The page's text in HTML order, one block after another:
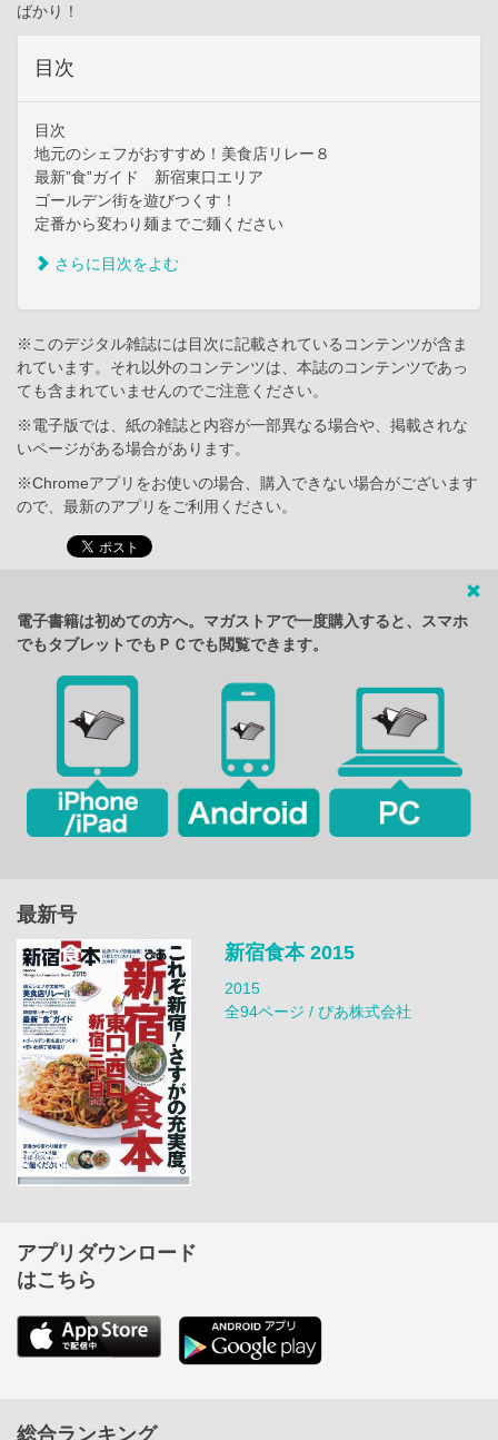
ばかり！
目次
目次
地元のシェフがおすすめ！美食店リレー８
最新”食”ガイド 新宿東口エリア
ゴールデン街を遊びつくす！
定番から変わり麺までご麺ください
さらに目次をよむ
※このデジタル雑誌には目次に記載されているコンテンツが含ま
れています。それ以外のコンテンツは、本誌のコンテンツであっ
ても含まれていませんのでご注意ください。
※電子版では、紙の雑誌と内容が一部異なる場合や、掲載されな
いページがある場合があります。
※Chromeアプリをお使いの場合、購入できない場合がございます
ので、最新のアプリをご利用ください。
電子書籍は初めての方へ。マガストアで一度購入すると、スマホ
でもタブレットでもＰＣでも閲覧できます。
最新号
新宿食本 2015
2015
全94ページ / ぴあ株式会社
アプリダウンロード
はこちら
総合ランキング